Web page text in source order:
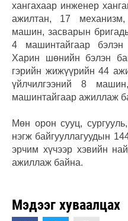
хангахаар инженер
ажилтан, 17
машин, засварын
4 машинтайгаар
Харин шөнийн бэлэн
гэрийн жижүүрийн 44
үйлчилгээний 8
машинтайгаар ажиллаж
Мөн орон сууц,
нэгж байгууллагуудын
эрчим хүчээр хэвийн
ажиллаж байна.
Мэдээг хуваалцах